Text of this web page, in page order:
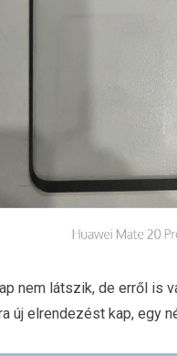
nem látszik, de erről is
új elrendezést kap, egy